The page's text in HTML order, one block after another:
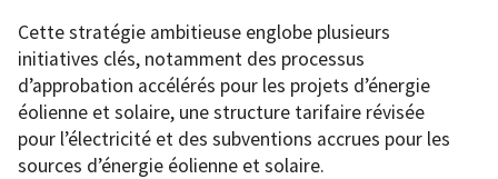
Cette stratégie ambitieuse englobe plusieurs
initiatives clés, notamment des processus
d’approbation accélérés pour les projets d’énergie
éolienne et solaire, une structure tarifaire révisée
pour l’électricité et des subventions accrues pour les
sources d’énergie éolienne et solaire.